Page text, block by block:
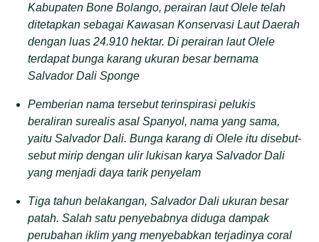
Kabupaten Bone Bolango, perairan laut Olele telah
ditetapkan sebagaiKawasan Konservasi Laut Daerah
dengan luas 24.910 hektar. Di perairan laut Olele
terdapat bunga karang ukuran besar bernama
Salvador Dali Sponge
Pemberian nama tersebut terinspirasi pelukis
beraliran surealis asal Spanyol, nama yang sama,
yaitu Salvador Dali. Bunga karang di Olele itu disebut-
sebut mirip dengan ulir lukisan karya Salvador Dali
yang menjadi daya tarik penyelam
Tiga tahun belakangan, Salvador Dali ukuran besar
patah. Salah satu penyebabnya diduga dampak
perubahan iklim yang menyebabkan terjadinya coral